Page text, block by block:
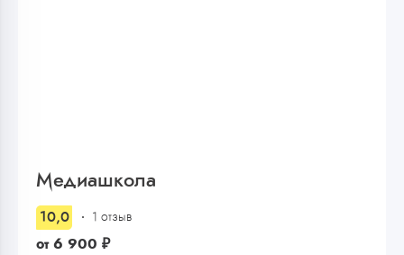
Медиашкола
10,0 1 отзыв
от 6 900 ₽